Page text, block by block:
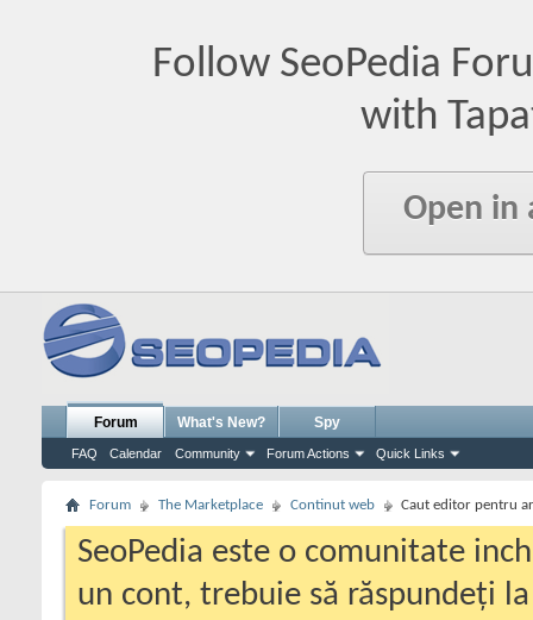
Follow SeoPedia
with
Open in
Forum
FAQ Calendar Community Forum Actions Quick Links
What's New? Spy
Forum The Marketplace Continut web Caut editor pentru
SeoPedia este o comunitate
un cont, trebuie să răspundeți